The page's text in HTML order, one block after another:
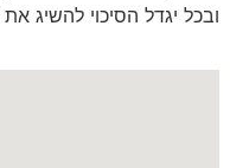
ובכל יגדל הסיכוי להשיג